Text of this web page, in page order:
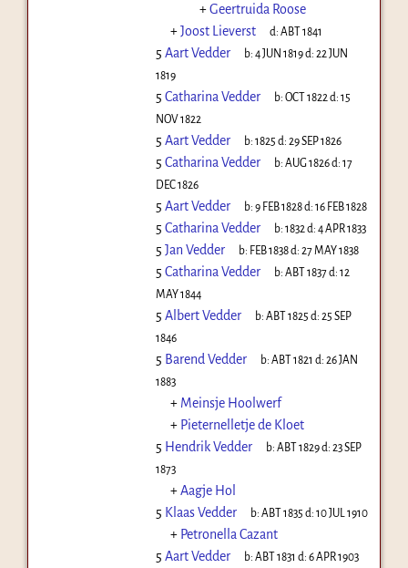
+Geertruida Roose
+Joost Lieverst d:ABT 1841
5 Aart Vedder b:4 JUN 1819d:22 JUN
1819
5 Catharina Vedder b:OCT 1822 d:15
NOV 1822
5 Aart Vedder b:1825 d:29 SEP 1826
5 Catharina Vedder b:AUG 1826d:17
DEC 1826
5 Aart Vedder b:9 FEB 1828d:16 FEB 1828
5 Catharina Vedder b:1832 d:4 APR 1833
5 Jan Vedder b: FEB 1838d:27 MAY 1838
5 Catharina Vedder b:ABT 1837d:12
MAY 1844
5 Albert Vedder b:ABT 1825 d:25 SEP
1846
5 Barend Vedder b:ABT 1821 d:26 JAN
1883
+ Meinsje Hoolwerf
+ Pieternelletje de Kloet
5 Hendrik Vedder b:ABT 1829d:23 SEP
1873
+Aagje Hol
5 Klaas Vedder b:ABT 1835 d:10 JUL 1910
+ Petronella Cazant
5 Aart Vedder b:ABT 1831 d:6 APR 1903